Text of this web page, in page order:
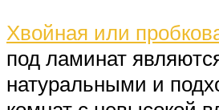
Хвойная или
под ламинат
натуральными и